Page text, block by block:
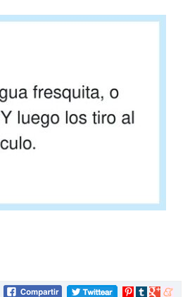
Compartir
Compartir
Compartir